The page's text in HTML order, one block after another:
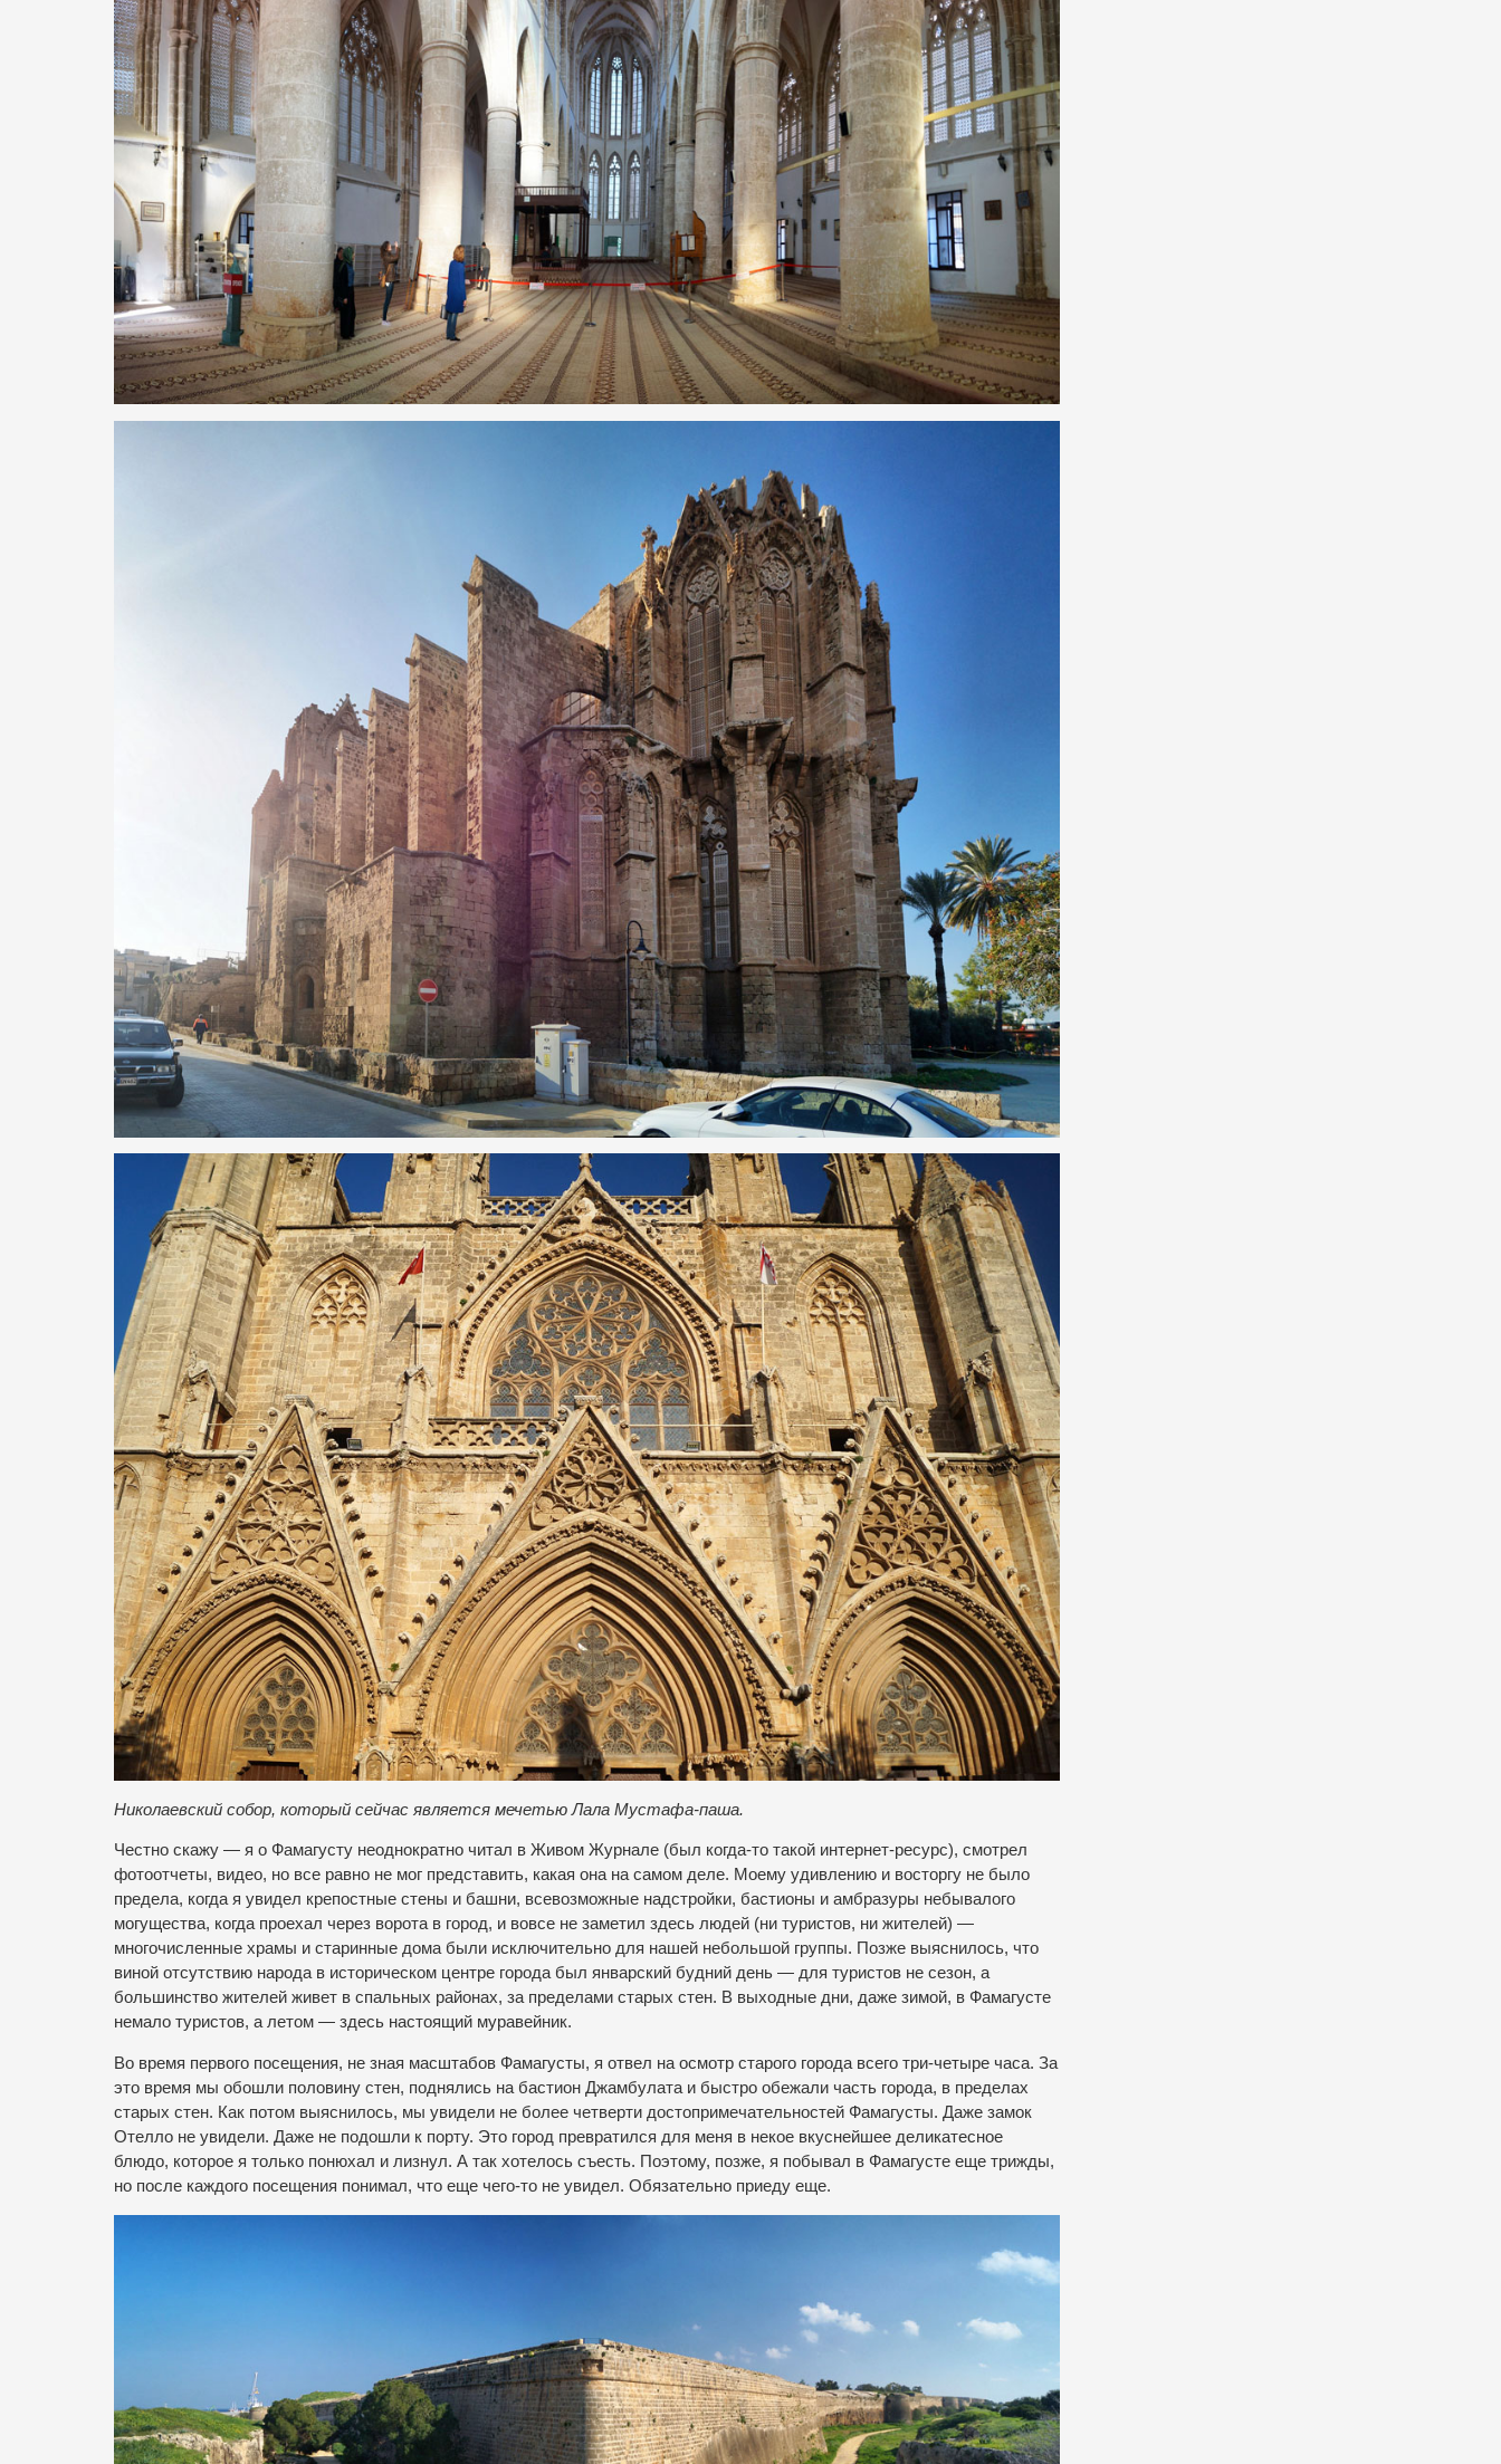
Николаевский собор, который сейчас является мечетью Лала Мустафа-паша.
Честно скажу — я о Фамагусту неоднократно читал в Живом Журнале (был когда-то такой интернет-ресурс), смотрел
фотоотчеты, видео, но все равно не мог представить, какая она на самом деле. Моему удивлению и восторгу не было
предела, когда я увидел крепостные стены и башни, всевозможные надстройки, бастионы и амбразуры небывалого
могущества, когда проехал через ворота в город, и вовсе не заметил здесь людей (ни туристов, ни жителей) —
многочисленные храмы и старинные дома были исключительно для нашей небольшой группы. Позже выяснилось, что
виной отсутствию народа в историческом центре города был январский будний день — для туристов не сезон, а
большинство жителей живет в спальных районах, за пределами старых стен. В выходные дни, даже зимой, в Фамагусте
немало туристов, а летом — здесь настоящий муравейник.
Во время первого посещения, не зная масштабов Фамагусты, я отвел на осмотр старого города всего три-четыре часа. За
это время мы обошли половину стен, поднялись на бастион Джамбулата и быстро обежали часть города, в пределах
старых стен. Как потом выяснилось, мы увидели не более четверти достопримечательностей Фамагусты. Даже замок
Отелло не увидели. Даже не подошли к порту. Это город превратился для меня в некое вкуснейшее деликатесное
блюдо, которое я только понюхал и лизнул. А так хотелось съесть. Поэтому, позже, я побывал в Фамагусте еще трижды,
но после каждого посещения понимал, что еще чего-то не увидел. Обязательно приеду еще.